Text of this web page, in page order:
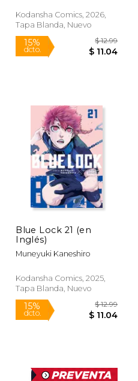
15%
dcto. $
Rápido
Kodansha Comics, 2026,
Tapa Blanda, Nuevo
Blue Lock 21 (en
Inglés)
Muneyuki Kaneshiro
Kodansha Comics, 2025,
Tapa Blanda, Nuevo